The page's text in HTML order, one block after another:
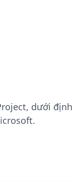
dưới định